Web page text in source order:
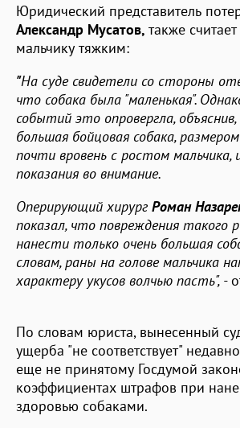
Юридический представитель
Александр Мусатов, также
мальчику тяжким:
"На суде свидетели со стороны
что собака была "маленькая".
событий это опровергла,
большая бойцовая собака,
почти вровень с ростом мальчика,
показания во внимание.
Оперирующий хирург Роман
показал, что повреждения такого
нанести только очень большая
словам, раны на голове мальчика
характеру укусов волчью пасть", -
По словам юриста, вынесенный
ущерба "не соответствует"
еще не принятому Госдумой
коэффициентах штрафов при
здоровью собаками.